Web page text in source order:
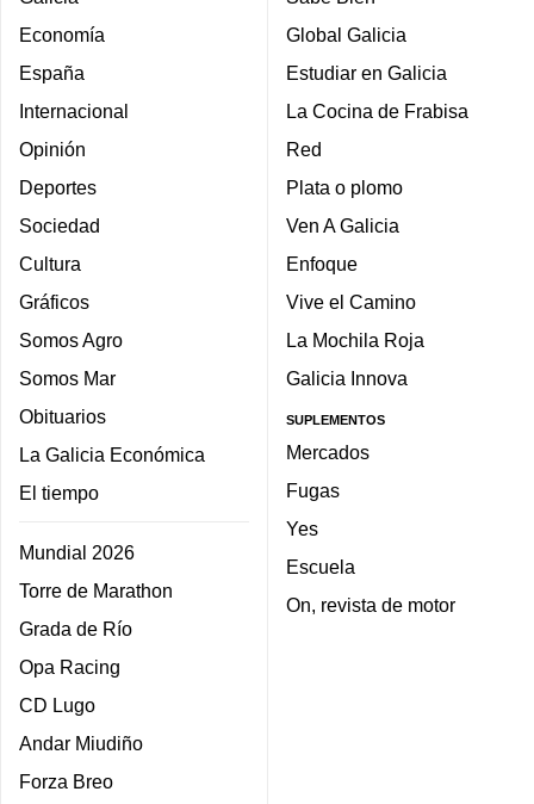
Economía
España
Internacional
Opinión
Deportes
Sociedad
Cultura
Gráficos
Somos Agro
Somos Mar
Obituarios
La Galicia Económica
El tiempo
Mundial 2026
Torre de Marathon
Grada de Río
Opa Racing
CD Lugo
Andar Miudiño
Forza Breo
Global Galicia
Estudiar en Galicia
La Cocina de Frabisa
Red
Plata o plomo
Ven A Galicia
Enfoque
Vive el Camino
La Mochila Roja
Galicia Innova
SUPLEMENTOS
Mercados
Fugas
Yes
Escuela
On, revista de motor